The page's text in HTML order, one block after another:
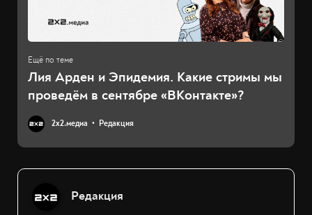
Лия Арден и Эпидемия. Какие стримы мы
проведём в сентябре «ВКонтакте»?
2х2.медиа Редакция
Редакция